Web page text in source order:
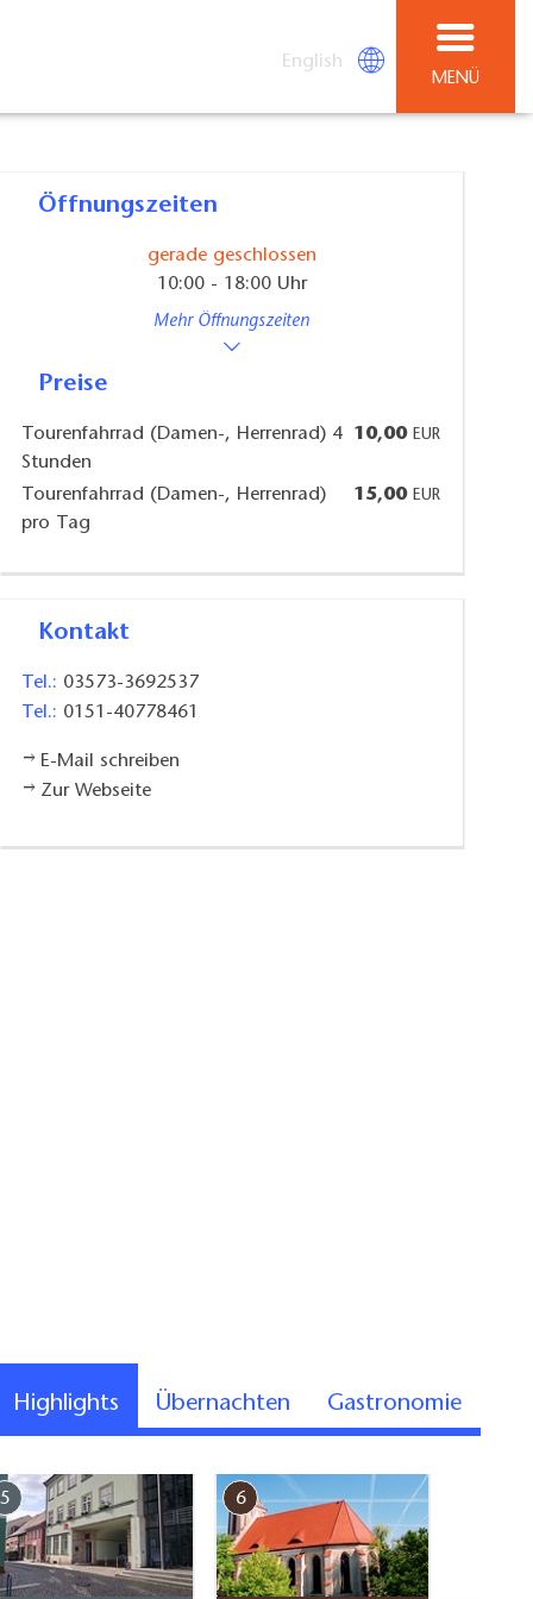
English
MENÜ
Öffnungszeiten
gerade geschlossen
10:00 - 18:00 Uhr
Mehr Öffnungszeiten
Preise
Tourenfahrrad (Damen-, Herrenrad) 4
Stunden
10,00 EUR
Tourenfahrrad (Damen-, Herrenrad)
pro Tag
15,00EUR
Kontakt
Tel.: 03573-3692537
Tel.: 0151-40778461
E-Mail schreiben
Zur Webseite
Highlights Übernachten Gastronomie
5 6